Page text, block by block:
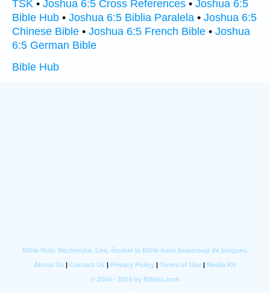
TSK • Joshua 6:5 Cross References • Joshua 6:5
Bible Hub • Joshua 6:5 Biblia Paralela • Joshua 6:5
Chinese Bible • Joshua 6:5 French Bible • Joshua
6:5 German Bible
Bible Hub